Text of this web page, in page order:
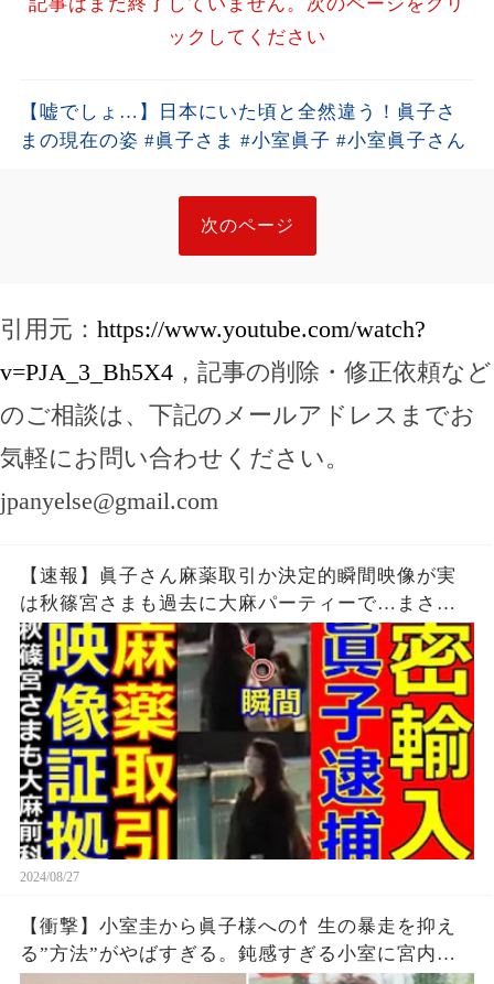
記事はまだ終了していません。次のページをクリ
ックしてください
【嘘でしょ…】日本にいた頃と全然違う！眞子さ
まの現在の姿 #眞子さま #小室眞子 #小室眞子さん
次のページ
引用元： https://www.youtube.com/watch?
v=PJA_3_Bh5X4 ，記事の削除・修正依頼など
のご相談は、下記のメールアドレスまでお
気軽にお問い合わせください。
jpanyelse@gmail.com
【速報】眞子さん麻薬取引か決定的瞬間映像が実
は秋篠宮さまも過去に大麻パーティーで…まさか
日本で転売計画で大爆笑
2024/08/27
【衝撃】小室圭から眞子様への忄生の暴走を抑え
る”方法”がやばすぎる。鈍感すぎる小室に宮内庁